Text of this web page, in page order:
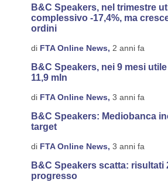
B&C Speakers, nel trimestre
complessivo -17,4%, ma
ordini
di FTA Online News, 2 anni fa
B&C Speakers, nei 9 mesi
11,9 mln
di FTA Online News, 3 anni fa
B&C Speakers: Mediobanca
target
di FTA Online News, 3 anni fa
B&C Speakers scatta: risultati
progresso